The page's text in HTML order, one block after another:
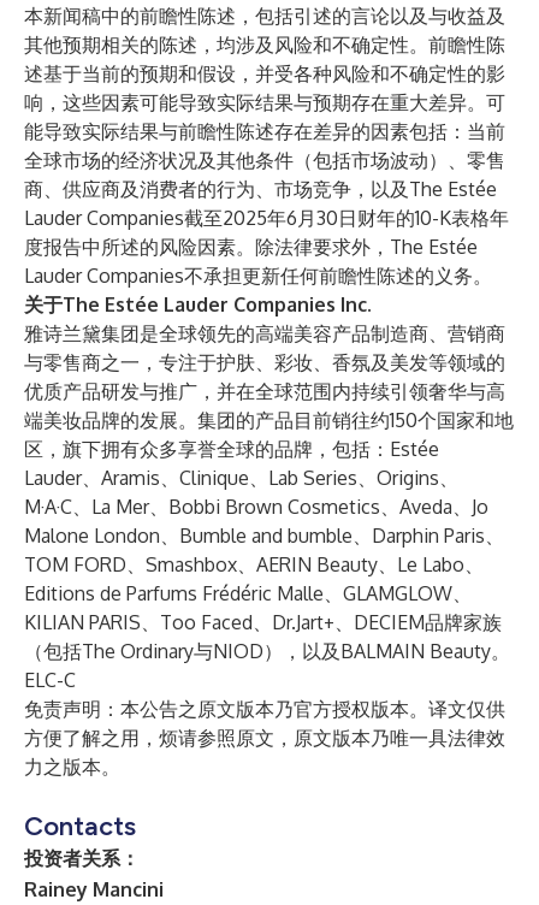
本新闻稿中的前瞻性陈述，包括引述的言论以及与收益及
其他预期相关的陈述，均涉及风险和不确定性。前瞻性陈
述基于当前的预期和假设，并受各种风险和不确定性的影
响，这些因素可能导致实际结果与预期存在重大差异。可
能导致实际结果与前瞻性陈述存在差异的因素包括：当前
全球市场的经济状况及其他条件（包括市场波动）、零售
商、供应商及消费者的行为、市场竞争，以及The Estée
Lauder Companies截至2025年6月30日财年的10-K表格年
度报告中所述的风险因素。除法律要求外，The Estée
Lauder Companies不承担更新任何前瞻性陈述的义务。
关于The Estée Lauder Companies Inc.
雅诗兰黛集团是全球领先的高端美容产品制造商、营销商
与零售商之一，专注于护肤、彩妆、香氛及美发等领域的
优质产品研发与推广，并在全球范围内持续引领奢华与高
端美妆品牌的发展。集团的产品目前销往约150个国家和地
区，旗下拥有众多享誉全球的品牌，包括：Estée
Lauder、Aramis、Clinique、Lab Series、Origins、
M·A·C、La Mer、Bobbi Brown Cosmetics、Aveda、Jo
Malone London、Bumble and bumble、Darphin Paris、
TOM FORD、Smashbox、AERIN Beauty、Le Labo、
Editions de Parfums Frédéric Malle、GLAMGLOW、
KILIAN PARIS、Too Faced、Dr.Jart+、DECIEM品牌家族
（包括The Ordinary与NIOD），以及BALMAIN Beauty。
ELC-C
免责声明：本公告之原文版本乃官方授权版本。译文仅供
方便了解之用，烦请参照原文，原文版本乃唯一具法律效
力之版本。
Contacts
投资者关系：
Rainey Mancini